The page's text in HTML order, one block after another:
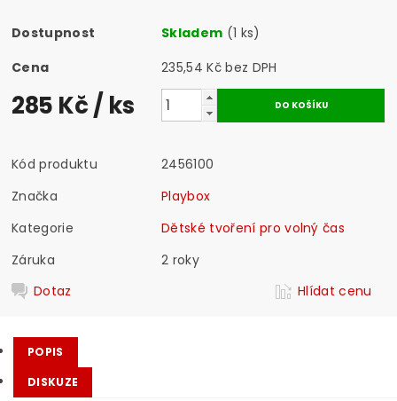
Dostupnost Skladem (1 ks)
Cena
235,54 Kč bez DPH
285 Kč/ ks
Kód produktu
2456100
Značka
Playbox
Kategorie
Dětské tvoření pro volný čas
Záruka
2 roky
Dotaz
Hlídat cenu
POPIS
DISKUZE